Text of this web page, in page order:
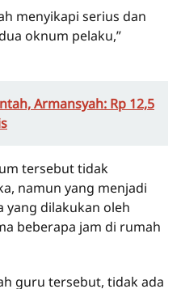
menyikapi serius dan
oknum pelaku,”
Armansyah: Rp 12,5
tersebut tidak
namun yang menjadi
yang dilakukan oleh
beberapa jam di rumah
guru tersebut, tidak ada